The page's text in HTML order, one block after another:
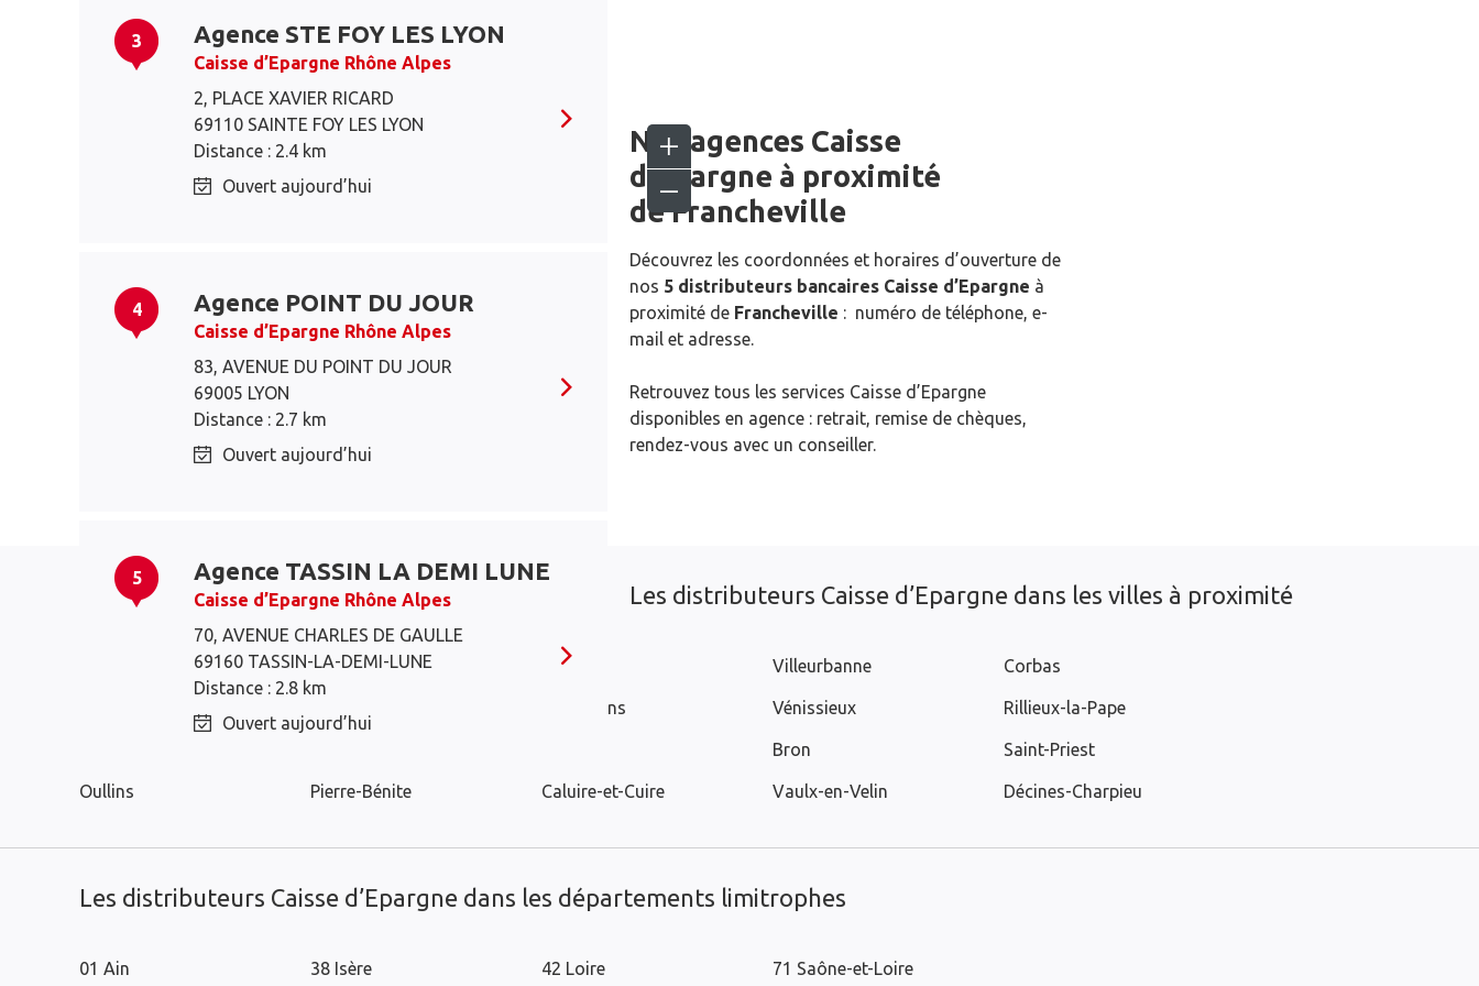
3 Agence STE FOY LES LYON
Caisse d’Epargne Rhône Alpes
2, PLACE XAVIER RICARD
69110 SAINTE FOY LES LYON
Distance : 2.4 km
Ouvert aujourd’hui
4 Agence POINT DU JOUR
Caisse d’Epargne Rhône Alpes
83, AVENUE DU POINT DU JOUR
69005 LYON
Distance : 2.7 km
Ouvert aujourd’hui
5 Agence TASSIN LA DEMI LUNE
Caisse d’Epargne Rhône Alpes
70, AVENUE CHARLES DE GAULLE
69160 TASSIN-LA-DEMI-LUNE
Distance : 2.8 km
Ouvert aujourd’hui
Nos agences Caisse
d’Epargne à proximité
deFrancheville
Découvrez les coordonnées et horaires d’ouverture de
nos 5 distributeurs bancaires Caisse d’Epargne à
proximité de Francheville : numéro de téléphone, e-
mail et adresse.
Retrouvez tous les services Caisse d’Epargne
disponibles en agence : retrait, remise de chèques,
rendez-vous avec un conseiller.
Les distributeurs Caisse d’Epargne dans les villes à proximité
Oullins
Craponne
Pierre-Bénite
Lyon
Saint-Fons
Caluire-et-Cuire
Villeurbanne
Vénissieux
Bron
Vaulx-en-Velin
Corbas
Rillieux-la-Pape
Saint-Priest
Décines-Charpieu
Les distributeurs Caisse d’Epargne dans les départements limitrophes
01 Ain 38 Isère 42 Loire 71 Saône-et-Loire